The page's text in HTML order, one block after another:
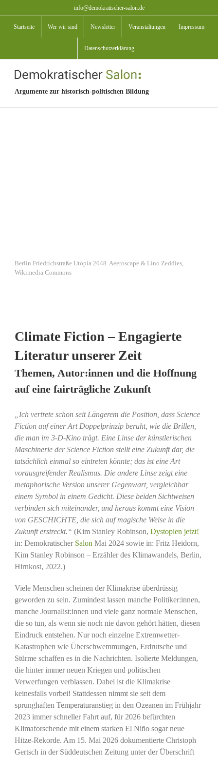
Inhalt
springen
info@demokratischer-salon.de
Startseite Wer wir sind Newsletter Veranstaltungen Impressum
Datenschutzerklärung
Argumente zur historisch-politischen Bildung
Berlin Friedrichstraße Utopia 2048. Aeeroscape & Lino Zeddies,
Wikimedia Commons
Climate Fiction – Engagierte
Literatur unserer Zeit
Themen, Autor:innen und die Hoffnung
auf eine fairträgliche Zukunft
„Ich vertrete schon seit Längerem die Position, dass Science
Fiction auf einer Art Doppelprinzip beruht, wie die Brillen,
die man im 3-D-Kino trägt. Eine Linse der künstlerischen
Maschinerie der Science Fiction stellt eine Zukunft dar, die
tatsächlich einmal so eintreten könnte; das ist eine Art
vorausgreifender Realismus. Die andere Linse zeigt eine
metaphorische Version unserer Gegenwart, vergleichbar
einem Symbol in einem Gedicht. Diese beiden Sichtweisen
verbinden sich miteinander, und heraus kommt eine Vision
von GESCHICHTE, die sich auf magische Weise in die
Zukunft erstreckt.“ (Kim Stanley Robinson, Dystopien jetzt!
in: Demokratischer Salon Mai 2024 sowie in: Fritz Heidorn,
Kim Stanley Robinson – Erzähler des Klimawandels, Berlin,
Hirnkost, 2022.)
Viele Menschen scheinen der Klimakrise überdrüssig
geworden zu sein. Zumindest lassen manche Politiker:innen,
manche Journalist:innen und viele ganz normale Menschen,
die so tun, als wenn sie noch nie davon gehört hätten, diesen
Eindruck entstehen. Nur noch einzelne Extremwetter-
Katastrophen wie Überschwemmungen, Erdrutsche und
Stürme schaffen es in die Nachrichten. Isolierte Meldungen,
die hinter immer neuen Kriegen und politischen
Verwerfungen verblassen. Dabei ist die Klimakrise
keinesfalls vorbei! Stattdessen nimmt sie seit dem
sprunghaften Temperaturanstieg in den Ozeanen im Frühjahr
2023 immer schneller Fahrt auf, für 2026 befürchten
Klimaforschende mit einem starken El Niño sogar neue
Hitze-Rekorde. Am 15. Mai 2026 dokumentierte Christoph
Gertsch in der Süddeutschen Zeitung unter der Überschrift